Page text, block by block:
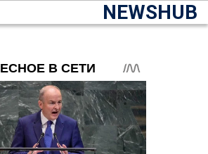
NEWSHUB